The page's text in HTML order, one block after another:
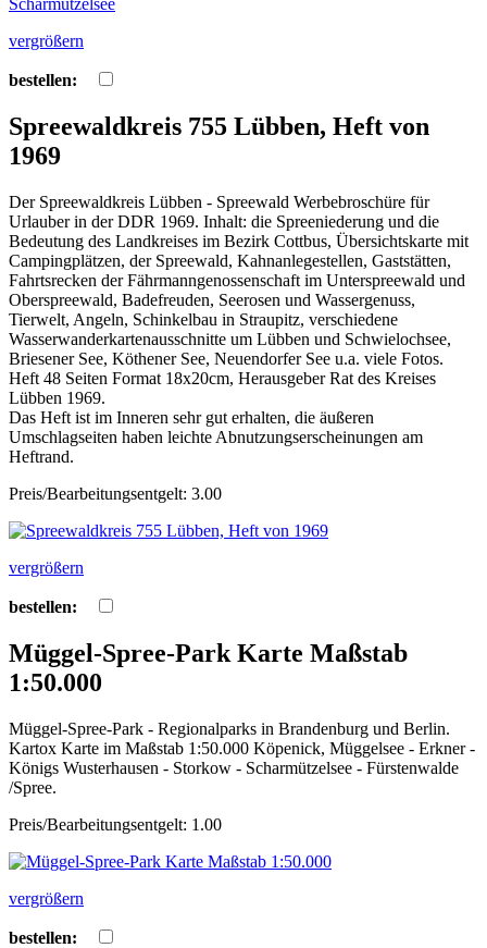
vergrößern
bestellen:
Spreewaldkreis 755 Lübben, Heft von
1969
Der Spreewaldkreis Lübben - Spreewald Werbebroschüre für
Urlauber in der DDR 1969. Inhalt: die Spreeniederung und die
Bedeutung des Landkreises im Bezirk Cottbus, Übersichtskarte mit
Campingplätzen, der Spreewald, Kahnanlegestellen, Gaststätten,
Fahrtsrecken der Fährmanngenossenschaft im Unterspreewald und
Oberspreewald, Badefreuden, Seerosen und Wassergenuss,
Tierwelt, Angeln, Schinkelbau in Straupitz, verschiedene
Wasserwanderkartenausschnitte um Lübben und Schwielochsee,
Briesener See, Köthener See, Neuendorfer See u.a. viele Fotos.
Heft 48 Seiten Format 18x20cm, Herausgeber Rat des Kreises
Lübben 1969.
Das Heft ist im Inneren sehr gut erhalten, die äußeren
Umschlagseiten haben leichte Abnutzungserscheinungen am
Heftrand.
Preis/Bearbeitungsentgelt: 3.00
vergrößern
bestellen:
Müggel-Spree-Park Karte Maßstab
1:50.000
Müggel-Spree-Park - Regionalparks in Brandenburg und Berlin.
Kartox Karte im Maßstab 1:50.000 Köpenick, Müggelsee - Erkner -
Königs Wusterhausen - Storkow - Scharmützelsee - Fürstenwalde
/Spree.
Preis/Bearbeitungsentgelt: 1.00
vergrößern
bestellen: